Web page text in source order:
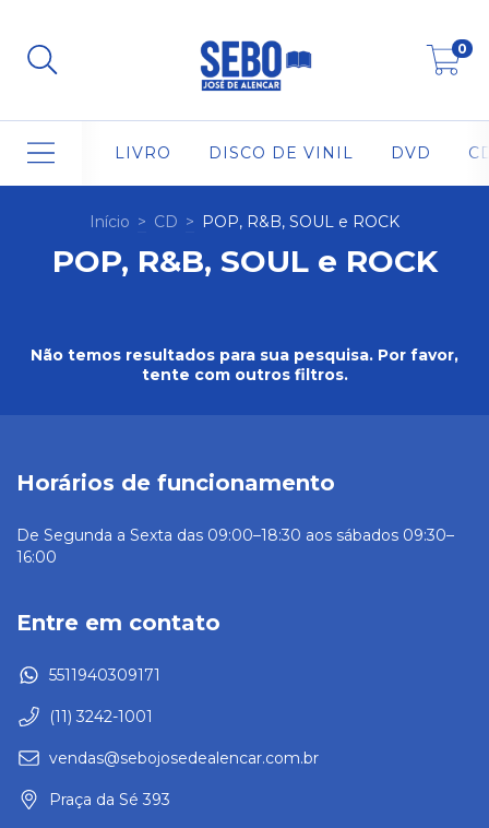
0
LIVRO DISCO DE VINIL DVD
Início > CD > POP, R&B, SOUL e ROCK
POP, R&B, SOUL e ROCK
Não temos resultados para sua pesquisa. Por favor,
tente com outros filtros.
Horários de funcionamento
De Segunda a Sexta das 09:00–18:30 aos sábados 09:30–
16:00
Entre em contato
5511940309171
(11) 3242-1001
vendas@sebojosedealencar.com.br
Praça da Sé 393